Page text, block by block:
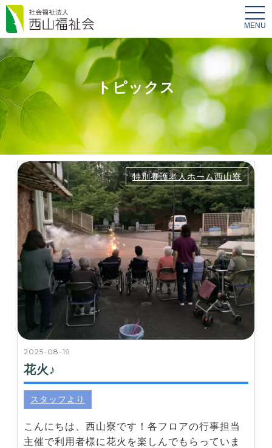
トピックス
2025-08-19
花火♪
特別養護老人ホーム西山寮
スタッフより
こんにちは、西山寮です！各フロアの行事担当
主催で利用者様に花火を楽しんでもらっていま